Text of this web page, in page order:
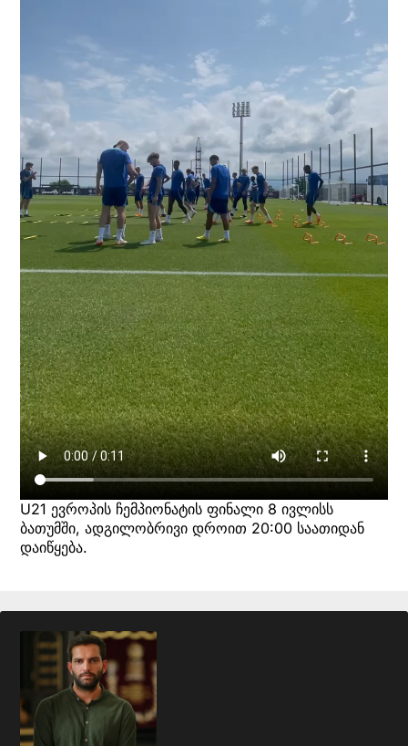
U21 ევროპის ჩემპიონატის ფინალი 8 ივლისს
ბათუმში, ადგილობრივი დროით 20:00 საათიდან
დაიწყება.